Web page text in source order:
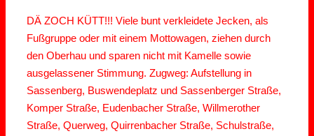
DÄ ZOCH KÜTT!!! Viele bunt verkleidete Jecken, als
Fußgruppe oder mit einem Mottowagen, ziehen durch
den Oberhau und sparen nicht mit Kamelle sowie
ausgelassener Stimmung. Zugweg: Aufstellung in
Sassenberg, Buswendeplatz und Sassenberger Straße,
Komper Straße, Eudenbacher Straße, Willmerother
Straße, Querweg, Quirrenbacher Straße, Schulstraße,